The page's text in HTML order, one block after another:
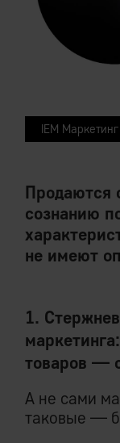
IEM Маркетинг
Продаются
сознанию
не имеют
1.
товаров —
А не сами
таковые —